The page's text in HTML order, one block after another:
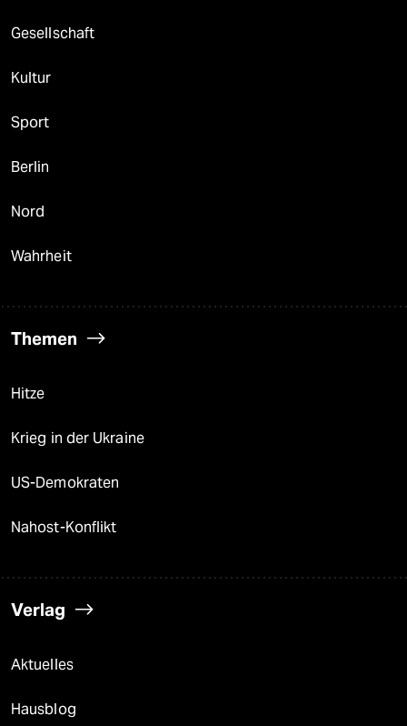
Gesellschaft
Kultur
Sport
Berlin
Nord
Wahrheit
Themen
Hitze
Krieg in der Ukraine
US-Demokraten
Nahost-Konflikt
Verlag
Aktuelles
Hausblog